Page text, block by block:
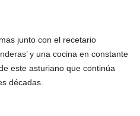
junto con el recetario
y una cocina en constante
este asturiano que continúa
décadas.